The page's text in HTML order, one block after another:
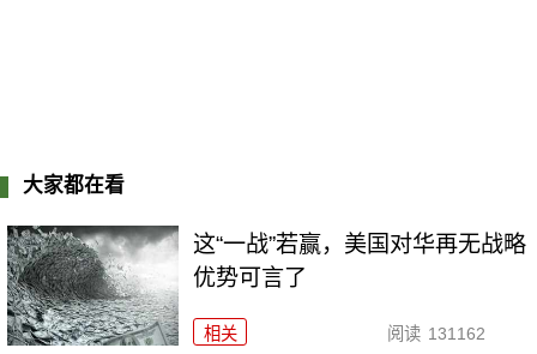
大家都在看
这“一战”若赢，美国对华再无战略
优势可言了
相关 阅读 131162